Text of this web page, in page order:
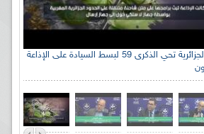
الإذاعة الجزائرية تحي الذكرى 59 لبسط السيادة على الإذاعة